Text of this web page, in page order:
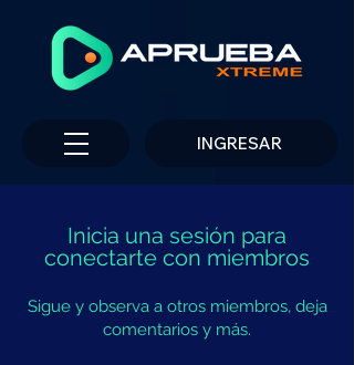
INGRESAR
Inicia una sesión para
conectarte con miembros
Sigue y observa a otros miembros, deja
comentarios y más.